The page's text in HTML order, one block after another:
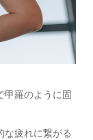
甲羅のように固
な疲れに繋がる